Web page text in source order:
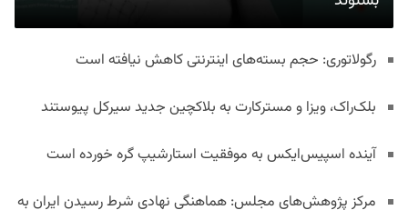
رگولاتوری: حجم بسته‌های اینترنتی کاهش نیافته است
بلک‌راک، ویزا و مسترکارت به بلاکچین جدید سیرکل پیوستند
آینده اسپیس‌ایکس به موفقیت استارشیپ گره خورده است
مرکز پژوهش‌های مجلس: هماهنگی نهادی شرط رسیدن ایران به